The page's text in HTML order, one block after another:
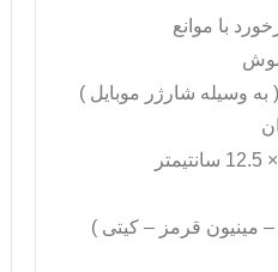
با موانع
وسیله شارژر موبایل )